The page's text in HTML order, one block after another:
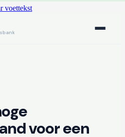
voettekst
voor een